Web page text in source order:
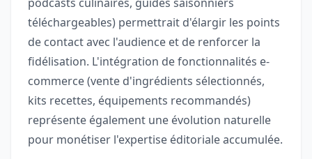
téléchargeables) permettrait d'élargir les points
de contact avec l'audience et de renforcer la
fidélisation. L'intégration de fonctionnalités e-
commerce (vente d'ingrédients sélectionnés,
kits recettes, équipements recommandés)
représente également une évolution naturelle
pour monétiser l'expertise éditoriale accumulée.